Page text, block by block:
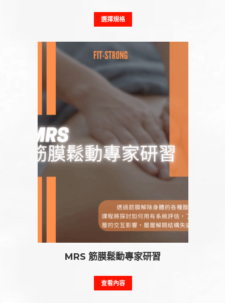
選擇規格
產
種
款
式。
可
頁
面
選
擇
MRS 筋膜鬆動專家研習
查看內容